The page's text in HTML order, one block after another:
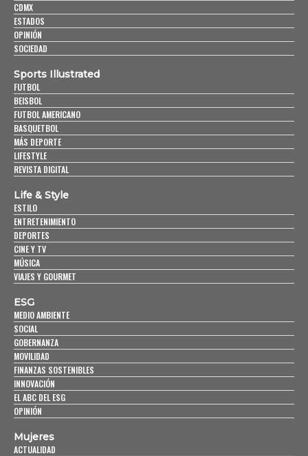
CDMX
ESTADOS
OPINIÓN
SOCIEDAD
Sports Illustrated
FUTBOL
BEISBOL
FUTBOL AMERICANO
BASQUETBOL
MÁS DEPORTE
LIFESTYLE
REVISTA DIGITAL
Life & Style
ESTILO
ENTRETENIMIENTO
DEPORTES
CINE Y TV
MÚSICA
VIAJES Y GOURMET
ESG
MEDIO AMBIENTE
SOCIAL
GOBERNANZA
MOVILIDAD
FINANZAS SOSTENIBLES
INNOVACIÓN
EL ABC DEL ESG
OPINIÓN
Mujeres
ACTUALIDAD